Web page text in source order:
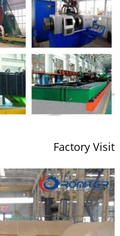
Factory Visit